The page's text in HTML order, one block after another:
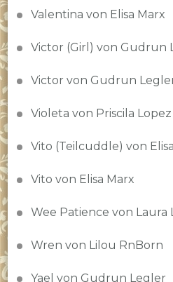
Valentina von Elisa Marx
Victor (Girl) von Gudrun
Victor von Gudrun
Violeta von Priscila Lopez
Vito (Teilcuddle) von
Vito von Elisa Marx
Wee Patience von Laura
Wren von Lilou RnBorn
Yael von Gudrun Legler